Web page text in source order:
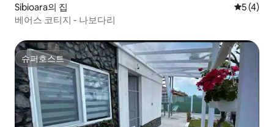
Sibioara의 집 평점 5점
5 (4)
베어스 코티지 - 나보다리
슈퍼호스트
슈퍼호스트